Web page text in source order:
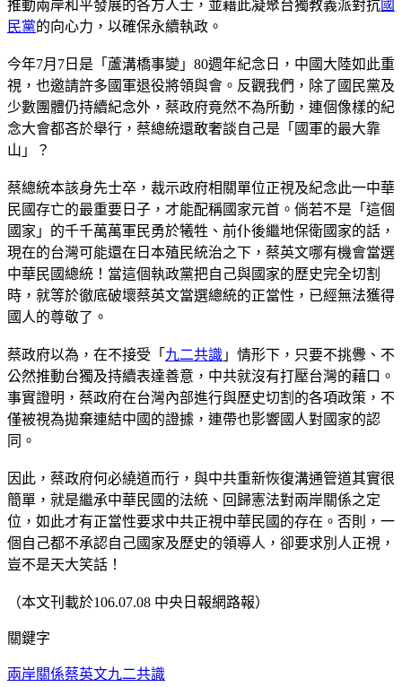
推動兩岸和平發展的各方人士，並藉此凝聚台獨教義派對抗國
民黨的向心力，以確保永續執政。
今年7月7日是「蘆溝橋事變」80週年紀念日，中國大陸如此重
視，也邀請許多國軍退役將領與會。反觀我們，除了國民黨及
少數團體仍持續紀念外，蔡政府竟然不為所動，連個像樣的紀
念大會都吝於舉行，蔡總統還敢奢談自己是「國軍的最大靠
山」？
蔡總統本該身先士卒，裁示政府相關單位正視及紀念此一中華
民國存亡的最重要日子，才能配稱國家元首。倘若不是「這個
國家」的千千萬萬軍民勇於犧牲、前仆後繼地保衛國家的話，
現在的台灣可能還在日本殖民統治之下，蔡英文哪有機會當選
中華民國總統！當這個執政黨把自己與國家的歷史完全切割
時，就等於徹底破壞蔡英文當選總統的正當性，已經無法獲得
國人的尊敬了。
蔡政府以為，在不接受「 九二共識 」情形下，只要不挑釁、不
公然推動台獨及持續表達善意，中共就沒有打壓台灣的藉口。
事實證明，蔡政府在台灣內部進行與歷史切割的各項政策，不
僅被視為拋棄連結中國的證據，連帶也影響國人對國家的認
同。
因此，蔡政府何必繞道而行，與中共重新恢復溝通管道其實很
簡單，就是繼承中華民國的法統、回歸憲法對兩岸關係之定
位，如此才有正當性要求中共正視中華民國的存在。否則，一
個自己都不承認自己國家及歷史的領導人，卻要求別人正視，
豈不是天大笑話！
（本文刊載於106.07.08 中央日報網路報）
關鍵字
兩岸關係蔡英文九二共識